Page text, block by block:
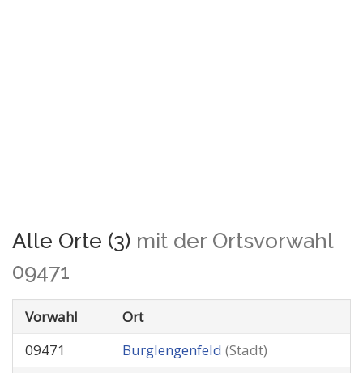
Alle Orte (3) mit der Ortsvorwahl
09471
Vorwahl
Ort
09471
Burglengenfeld (Stadt)